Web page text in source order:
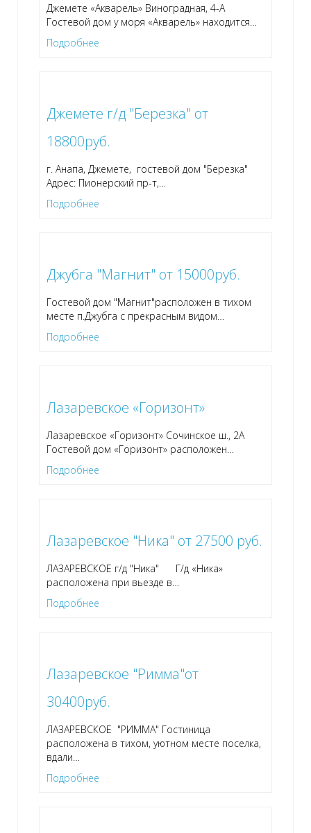
Джемете «Акварель» Виноградная, 4-А
Гостевой дом у моря «Акварель» находится
Подробнее
Джемете г/д "Березка" от
18800руб.
г. Анапа, Джемете, гостевой дом "Березка"
Адрес: Пионерский пр-т,
Подробнее
Джубга "Магнит" от 15000руб.
Гостевой дом "Магнит"расположен в тихом
месте п.Джубга с прекрасным видом
Подробнее
Лазаревское «Горизонт»
Лазаревское «Горизонт» Сочинское ш., 2А
Гостевой дом «Горизонт» расположен
Подробнее
Лазаревское "Ника" от 27500 руб.
ЛАЗАРЕВСКОЕ г/д "Ника" Г/д «Ника»
расположена при вьезде в
Подробнее
Лазаревское "Римма"от
30400руб.
ЛАЗАРЕВСКОЕ "РИММА" Гостиница
расположена в тихом, уютном месте поселка,
вдали
Подробнее